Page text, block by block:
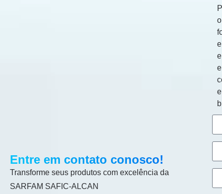
Entre em contato conosco!
Transforme seus produtos com excelência da
SARFAM SAFIC-ALCAN
o
e